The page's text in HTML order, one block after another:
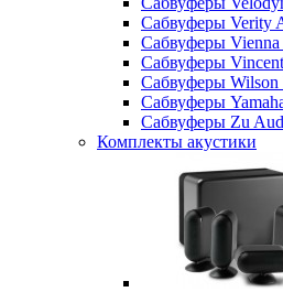
Сабвуферы Verity
Сабвуферы Vienna
Сабвуферы Vincent
Сабвуферы Wilson
Сабвуферы
Сабвуферы Zu
Комплекты акустики